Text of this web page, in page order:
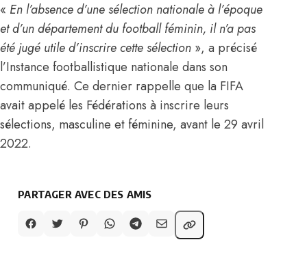
« En l’absence d’une sélection nationale à l’époque
et d’un département du football féminin, il n’a pas
été jugé utile d’inscrire cette sélection », a précisé
l’Instance footballistique nationale dans son
communiqué. Ce dernier rappelle que la FIFA
avait appelé les Fédérations à inscrire leurs
sélections, masculine et féminine, avant le 29 avril
2022.
PARTAGER AVEC DES AMIS